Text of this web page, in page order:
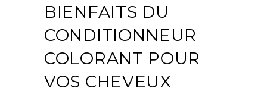
BIENFAITS DU
CONDITIONNEUR
COLORANT POUR
VOS CHEVEUX